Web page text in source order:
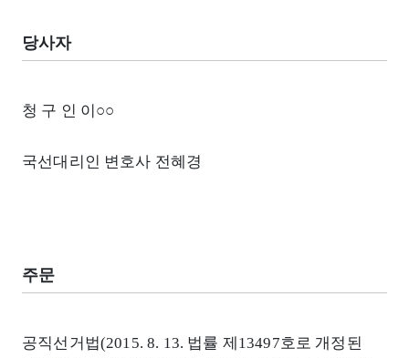
당사자
청 구 인 이○○
국선대리인 변호사 전혜경
주문
공직선거법(2015. 8. 13. 법률 제13497호로 개정된